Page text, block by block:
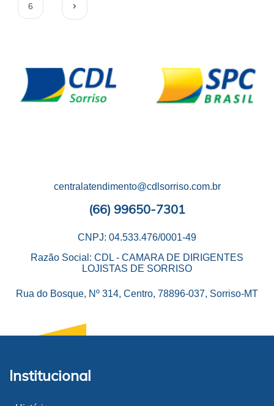
6
centralatendimento@cdlsorriso.com.br
(66) 99650-7301
CNPJ: 04.533.476/0001-49
Razão Social: CDL - CAMARA DE DIRIGENTES
LOJISTAS DE SORRISO
Rua do Bosque, Nº 314, Centro, 78896-037, Sorriso-MT
Institucional